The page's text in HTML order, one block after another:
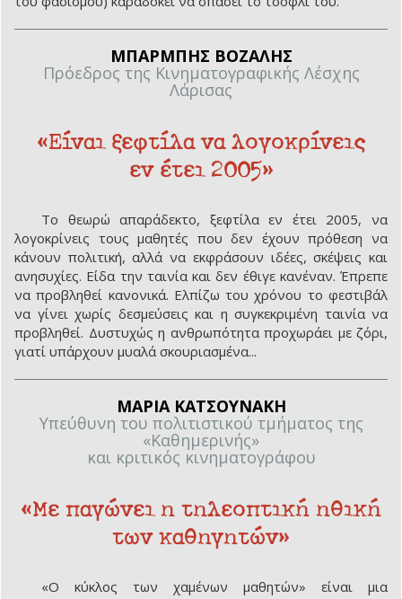
ΜΠΑΡΜΠΗΣ ΒΟΖΑΛΗΣ
Πρόεδρος της Κινηματογραφικής Λέσχης
Λάρισας
«Είναι ξεφτίλα να λογοκρίνεις
εν έτει 2005»
Το θεωρώ απαράδεκτο, ξεφτίλα εν έτει 2005, να
λογοκρίνεις τους μαθητές που δεν έχουν πρόθεση να
κάνουν πολιτική, αλλά να εκφράσουν ιδέες, σκέψεις και
ανησυχίες. Είδα την ταινία και δεν έθιγε κανέναν. Έπρεπε
να προβληθεί κανονικά. Ελπίζω του χρόνου το φεστιβάλ
να γίνει χωρίς δεσμεύσεις και η συγκεκριμένη ταινία να
προβληθεί. Δυστυχώς η ανθρωπότητα προχωράει με ζόρι,
γιατί υπάρχουν μυαλά σκουριασμένα...
ΜΑΡΙΑ ΚΑΤΣΟΥΝΑΚΗ
Υπεύθυνη του πολιτιστικού τμήματος της
«Καθημερινής»
και κριτικός κινηματογράφου
«Με παγώνει η τηλεοπτική ηθική
των καθηγητών»
«O κύκλος των χαμένων μαθητών» είναι μια